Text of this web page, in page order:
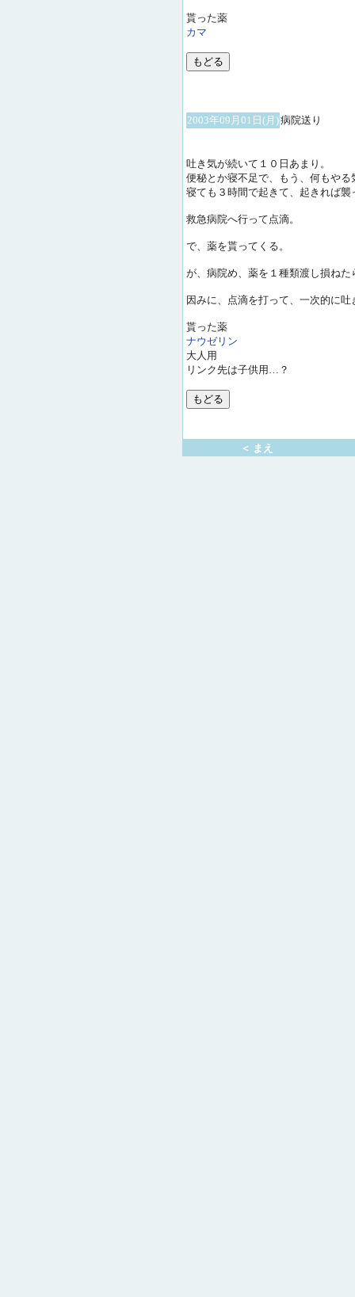
貰った薬
カマ
2003年09月01日(月)病院送り
吐き気が続いて１０日あまり。
便秘とか寝不足で、もう、何もやる
寝ても３時間で起きて、起きれば
救急病院へ行って点滴。
で、薬を貰ってくる。
が、病院め、薬を１種類渡し損ね
因みに、点滴を打って、一次的に
貰った薬
ナウゼリン
大人用
リンク先は子供用…？
＜ まえ